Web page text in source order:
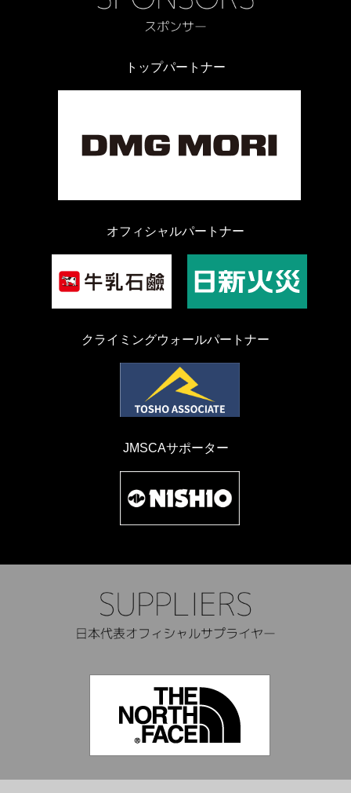
トップパートナー
オフィシャルパートナー
クライミングウォールパートナー
JMSCAサポーター